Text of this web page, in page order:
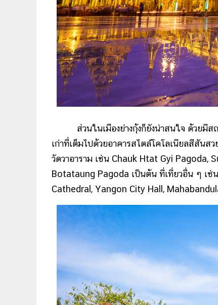
ส่วนในเมืองย่างกุ้งก็ยังน่าสนใจ ด้วยมีสถา
เก่าที่เต็มไปด้วยอาคารสไตล์โคโลเนียลสีสัน
วัดวาอาราม เช่น Chauk Htat Gyi
Botataung Pagoda เป็นต้น ที่เที่ยวอื่น ๆ เช่
Cathedral, Yangon City Hall,